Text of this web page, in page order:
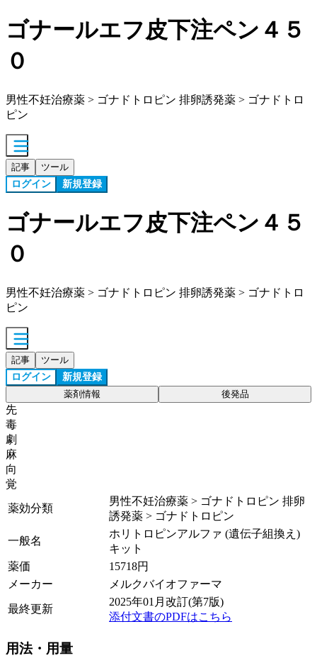
ゴナールエフ皮下注ペン４５
０
男性不妊治療薬 > ゴナドトロピン 排卵誘発薬 > ゴナドトロ
ピン
記事 ツール
ログイン 新規登録
ゴナールエフ皮下注ペン４５
０
男性不妊治療薬 > ゴナドトロピン 排卵誘発薬 > ゴナドトロ
ピン
記事 ツール
ログイン 新規登録
薬剤情報 後発品
先
毒
劇
麻
向
覚
薬効分類
男性不妊治療薬 > ゴナドトロピン 排卵
誘発薬 > ゴナドトロピン
一般名
ホリトロピンアルファ (遺伝子組換え)
キット
薬価
15718円
メーカー
メルクバイオファーマ
最終更新
2025年01月改訂(第7版)
添付文書のPDFはこちら
用法・用量